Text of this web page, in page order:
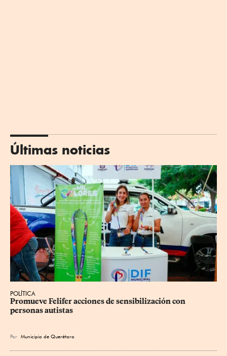
Últimas noticias
POLÍTICA
Promueve Felifer acciones de sensibilización con
personas autistas
Por Municipio de Querétaro